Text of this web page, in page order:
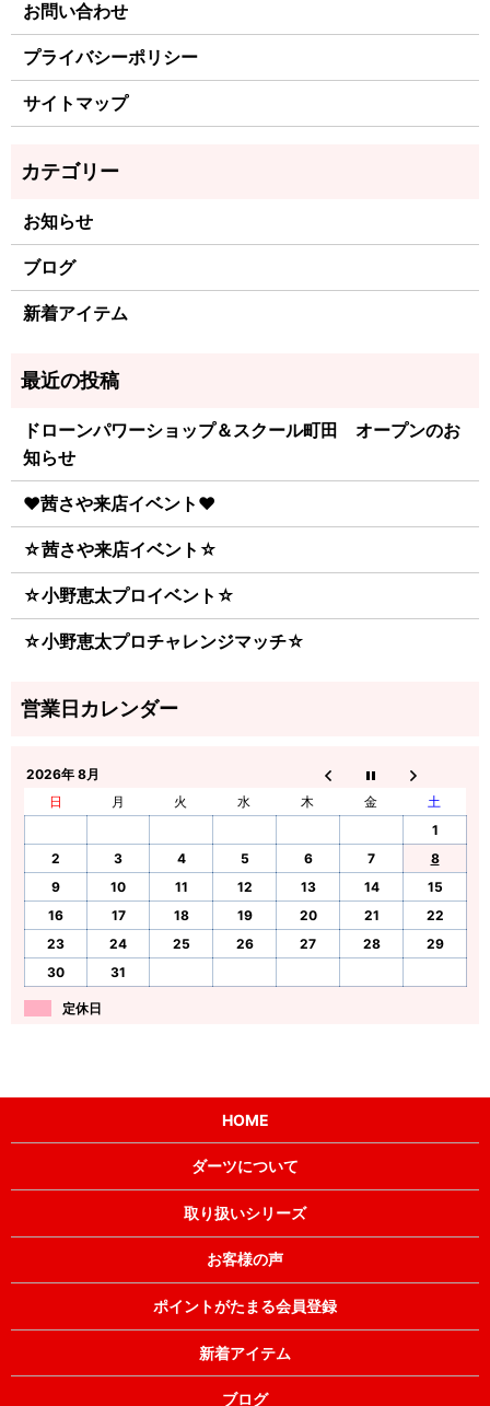
お問い合わせ
プライバシーポリシー
サイトマップ
お知らせ
ブログ
新着アイテム
ドローンパワーショップ＆スクール町田 オープンのお
知らせ
♥茜さや来店イベント♥
☆茜さや来店イベント☆
☆小野恵太プロイベント☆
☆小野恵太プロチャレンジマッチ☆
2026年 8月
日
月 火 水 木 金
土
1
2
3 4 5 6 7
8
9
10 11 12 13 14
15
16
17 18 19 20 21
22
23
24 25 26 27 28
29
30
31
定休日
HOME
ダーツについて
取り扱いシリーズ
お客様の声
ポイントがたまる会員登録
新着アイテム
ブログ